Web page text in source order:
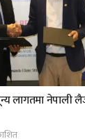
लागतमा नेपाली